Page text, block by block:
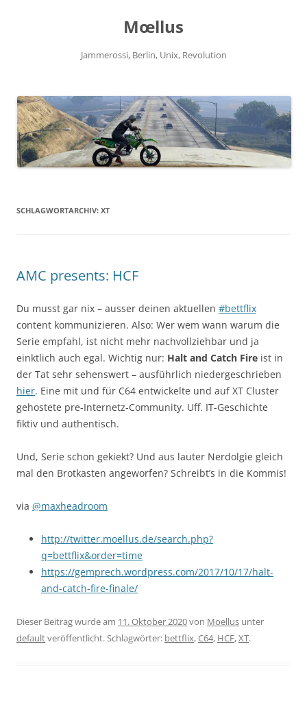
Mœllus
Jammerossi, Berlin, Unix, Revolution
SCHLAGWORTARCHIV: XT
AMC presents: HCF
Du musst gar nix – ausser deinen aktuellen #bettflix
content kommunizieren. Also: Wer wem wann warum die
Serie empfahl, ist nicht mehr nachvollziehbar und ja
einktlich auch egal. Wichtig nur: Halt and Catch Fire ist in
der Tat sehr sehenswert – ausführlich niedergeschrieben
hier. Eine mit und für C64 entwickelte und auf XT Cluster
gehostete pre-Internetz-Community. Uff. IT-Geschichte
fiktiv und authentisch.
Und, Serie schon gekiekt? Und aus lauter Nerdolgie gleich
mal den Brotkasten angeworfen? Schreibt’s in die Kommis!
via @maxheadroom
http://twitter.moellus.de/search.php?
q=bettflix&order=time
https://gemprech.wordpress.com/2017/10/17/halt-
and-catch-fire-finale/
Dieser Beitrag wurde am 11. Oktober 2020von Moellus unter
defaultveröffentlicht. Schlagwörter: bettflix,C64, HCF,XT.